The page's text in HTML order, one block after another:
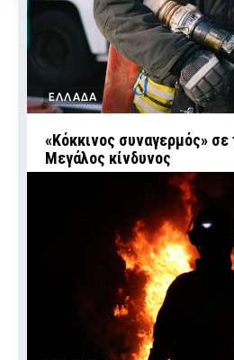
ΕΛΛΑΔΑ
«Κόκκινος συναγερμός» σε
Μεγάλος κίνδυνος